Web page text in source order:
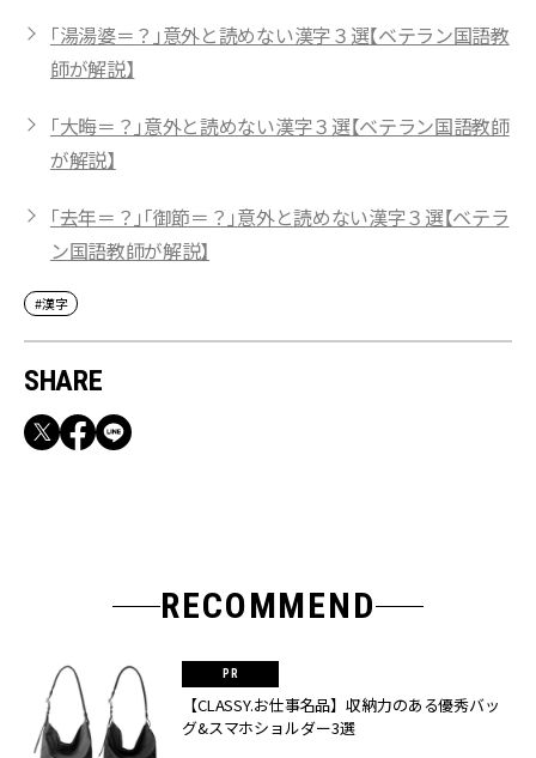
「湯湯婆＝？」意外と読めない漢字３選【ベテラン国語教
師が解説】
「大晦＝？」意外と読めない漢字３選【ベテラン国語教師
が解説】
「去年＝？」「御節＝？」意外と読めない漢字３選【ベテラ
ン国語教師が解説】
#漢字
SHARE
RECOMMEND
【CLASSY.お仕事名品】収納力のある優秀バッ
グ&スマホショルダー3選